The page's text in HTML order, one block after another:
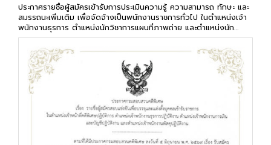
ประกาศรายชื่อผู้สมัครเข้ารับการประเมินความรู้ ความสามารถ ทักษะ และ
สมรรถนะเพิ่มเติม เพื่อจัดจ้างเป็นพนักงานราชการทั่วไป ในตำแหน่งเจ้า
พนักงานธุรการ ตำแหน่งนักวิชาการแผนที่ภาพถ่าย และตำแหน่งนัก
วิเคราะห์นโยบายและแผน ของกรมสอบสวนคดีพิเศษ